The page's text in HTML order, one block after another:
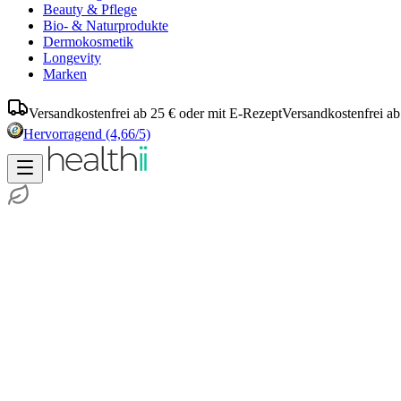
Beauty & Pflege
Bio- & Naturprodukte
Dermokosmetik
Longevity
Marken
Versandkostenfrei ab 25 € oder mit E-RezeptVersandkostenfrei
Hervorragend (4,66/5)